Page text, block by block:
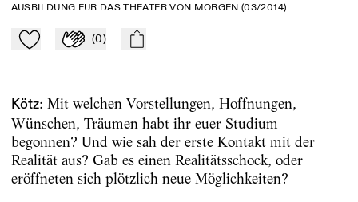
AUSBILDUNG FÜR DAS THEATER VON MORGEN (03/2014)
Zu Mein-TdZ hinzufügen
Applaudieren
(0) mail
Kötz: Mit welchen Vorstellungen, Hoffnungen,
Wünschen, Träumen habt ihr euer Studium
begonnen? Und wie sah der erste Kontakt mit der
Realität aus? Gab es einen Realitätsschock, oder
eröffneten sich plötzlich neue Möglichkeiten?